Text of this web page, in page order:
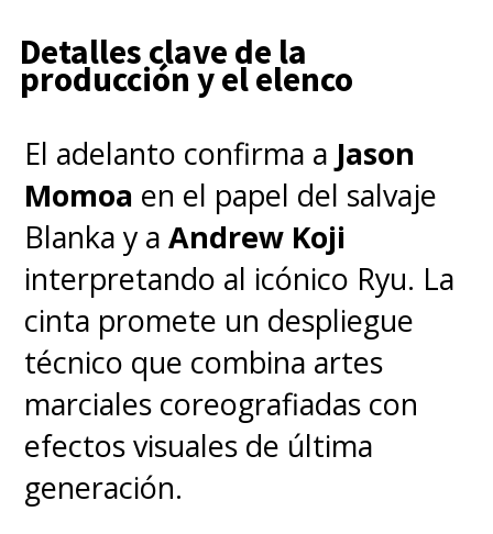
Detalles clave de la
producción y el elenco
El adelanto confirma a Jason
Momoa en el papel del salvaje
Blanka y aAndrew Koji
interpretando al icónico Ryu. La
cinta promete un despliegue
técnico que combina artes
marciales coreografiadas con
efectos visuales de última
generación.